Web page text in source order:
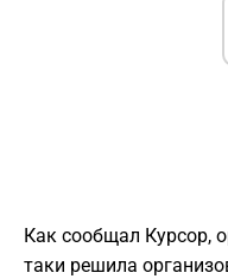
Как сообщал Курсор,
таки решила